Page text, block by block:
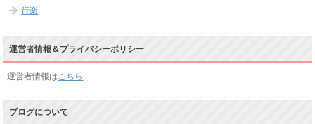
行楽
運営者情報＆プライバシーポリシー
運営者情報は こちら
ブログについて